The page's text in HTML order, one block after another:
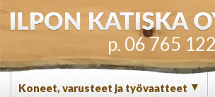
p. 06 765
Koneet, varusteet ja työvaatteet ▼